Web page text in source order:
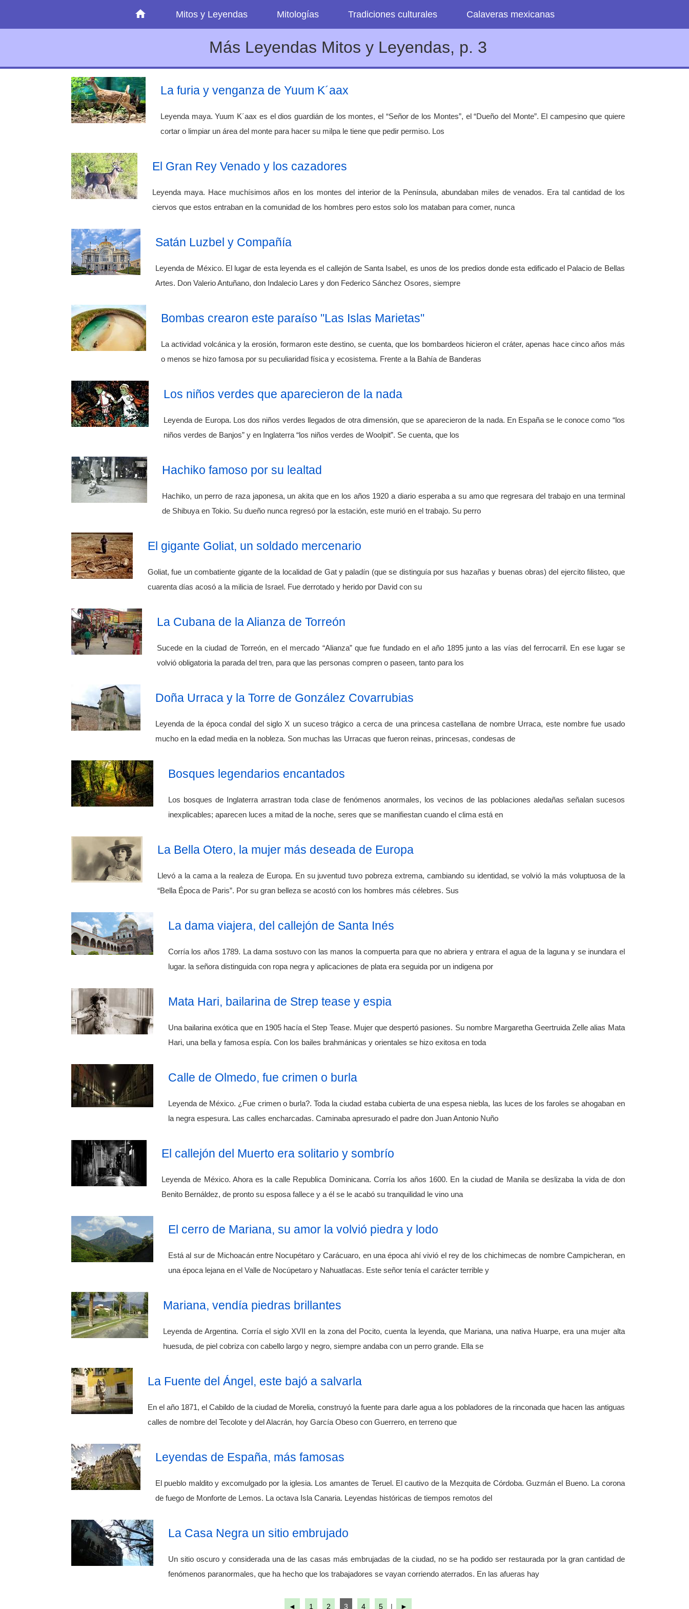
Mitos y Leyendas Mitologías Tradiciones culturales Calaveras mexicanas
Más Leyendas Mitos y Leyendas, p. 3
La furia y venganza de Yuum K´aax
Leyenda maya. Yuum K´aax es el dios guardián de los montes, el “Señor de los Montes”, el “Dueño del Monte”. El campesino que quiere
cortar o limpiar un área del monte para hacer su milpa le tiene que pedir permiso. Los
El Gran Rey Venado y los cazadores
Leyenda maya. Hace muchísimos años en los montes del interior de la Península, abundaban miles de venados. Era tal cantidad de los
ciervos que estos entraban en la comunidad de los hombres pero estos solo los mataban para comer, nunca
Satán Luzbel y Compañía
Leyenda de México. El lugar de esta leyenda es el callejón de Santa Isabel, es unos de los predios donde esta edificado el Palacio de Bellas
Artes. Don Valerio Antuñano, don Indalecio Lares y don Federico Sánchez Osores, siempre
Bombas crearon este paraíso "Las Islas Marietas"
La actividad volcánica y la erosión, formaron este destino, se cuenta, que los bombardeos hicieron el cráter, apenas hace cinco años más
o menos se hizo famosa por su peculiaridad física y ecosistema. Frente a la Bahía de Banderas
Los niños verdes que aparecieron de la nada
Leyenda de Europa. Los dos niños verdes llegados de otra dimensión, que se aparecieron de la nada. En España se le conoce como “los
niños verdes de Banjos” y en Inglaterra “los niños verdes de Woolpit”. Se cuenta, que los
Hachiko famoso por su lealtad
Hachiko, un perro de raza japonesa, un akita que en los años 1920 a diario esperaba a su amo que regresara del trabajo en una terminal
de Shibuya en Tokio. Su dueño nunca regresó por la estación, este murió en el trabajo. Su perro
El gigante Goliat, un soldado mercenario
Goliat, fue un combatiente gigante de la localidad de Gat y paladín (que se distinguía por sus hazañas y buenas obras) del ejercito filisteo, que
cuarenta días acosó a la milicia de Israel. Fue derrotado y herido por David con su
La Cubana de la Alianza de Torreón
Sucede en la ciudad de Torreón, en el mercado “Alianza” que fue fundado en el año 1895 junto a las vías del ferrocarril. En ese lugar se
volvió obligatoria la parada del tren, para que las personas compren o paseen, tanto para los
Doña Urraca y la Torre de González Covarrubias
Leyenda de la época condal del siglo X un suceso trágico a cerca de una princesa castellana de nombre Urraca, este nombre fue usado
mucho en la edad media en la nobleza. Son muchas las Urracas que fueron reinas, princesas, condesas de
Bosques legendarios encantados
Los bosques de Inglaterra arrastran toda clase de fenómenos anormales, los vecinos de las poblaciones aledañas señalan sucesos
inexplicables; aparecen luces a mitad de la noche, seres que se manifiestan cuando el clima está en
La Bella Otero, la mujer más deseada de Europa
Llevó a la cama a la realeza de Europa. En su juventud tuvo pobreza extrema, cambiando su identidad, se volvió la más voluptuosa de la
“Bella Época de Paris”. Por su gran belleza se acostó con los hombres más célebres. Sus
La dama viajera, del callejón de Santa Inés
Corría los años 1789. La dama sostuvo con las manos la compuerta para que no abriera y entrara el agua de la laguna y se inundara el
lugar. la señora distinguida con ropa negra y aplicaciones de plata era seguida por un indigena por
Mata Hari, bailarina de Strep tease y espia
Una bailarina exótica que en 1905 hacía el Step Tease. Mujer que despertó pasiones. Su nombre Margaretha Geertruida Zelle alias Mata
Hari, una bella y famosa espía. Con los bailes brahmánicas y orientales se hizo exitosa en toda
Calle de Olmedo, fue crimen o burla
Leyenda de México. ¿Fue crimen o burla?. Toda la ciudad estaba cubierta de una espesa niebla, las luces de los faroles se ahogaban en
la negra espesura. Las calles encharcadas. Caminaba apresurado el padre don Juan Antonio Nuño
El callejón del Muerto era solitario y sombrío
Leyenda de México. Ahora es la calle Republica Dominicana. Corría los años 1600. En la ciudad de Manila se deslizaba la vida de don
Benito Bernáldez, de pronto su esposa fallece y a él se le acabó su tranquilidad le vino una
El cerro de Mariana, su amor la volvió piedra y lodo
Está al sur de Michoacán entre Nocupétaro y Carácuaro, en una época ahí vivió el rey de los chichimecas de nombre Campicheran, en
una época lejana en el Valle de Nocúpetaro y Nahuatlacas. Este señor tenía el carácter terrible y
Mariana, vendía piedras brillantes
Leyenda de Argentina. Corría el siglo XVII en la zona del Pocito, cuenta la leyenda, que Mariana, una nativa Huarpe, era una mujer alta
huesuda, de piel cobriza con cabello largo y negro, siempre andaba con un perro grande. Ella se
La Fuente del Ángel, este bajó a salvarla
En el año 1871, el Cabildo de la ciudad de Morelia, construyó la fuente para darle agua a los pobladores de la rinconada que hacen las antiguas
calles de nombre del Tecolote y del Alacrán, hoy García Obeso con Guerrero, en terreno que
Leyendas de España, más famosas
El pueblo maldito y excomulgado por la iglesia. Los amantes de Teruel. El cautivo de la Mezquita de Córdoba. Guzmán el Bueno. La corona
de fuego de Monforte de Lemos. La octava Isla Canaria. Leyendas históricas de tiempos remotos del
La Casa Negra un sitio embrujado
Un sitio oscuro y considerada una de las casas más embrujadas de la ciudad, no se ha podido ser restaurada por la gran cantidad de
fenómenos paranormales, que ha hecho que los trabajadores se vayan corriendo aterrados. En las afueras hay
◄ 1 2 3 4 5 | ►